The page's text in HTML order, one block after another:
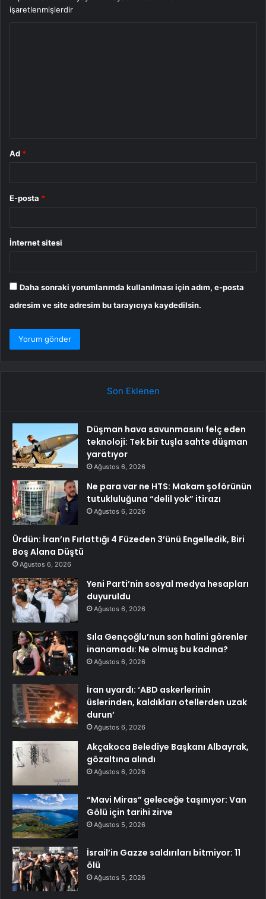
işaretlenmişlerdir
Ad *
E-posta *
İnternet sitesi
Daha sonraki yorumlarımda kullanılması için adım, e-posta
adresim ve site adresim bu tarayıcıya kaydedilsin.
Son Eklenen
Düşman hava savunmasını felç eden
teknoloji: Tek bir tuşla sahte düşman
yaratıyor
Ağustos 6, 2026
Ne para var ne HTS: Makam şoförünün
tutukluluğuna “delil yok” itirazı
Ağustos 6, 2026
Ürdün: İran’ın Fırlattığı 4 Füzeden 3’ünü Engelledik, Biri
Boş Alana Düştü
Ağustos 6, 2026
Yeni Parti’nin sosyal medya hesapları
duyuruldu
Ağustos 6, 2026
Sıla Gençoğlu’nun son halini görenler
inanamadı: Ne olmuş bu kadına?
Ağustos 6, 2026
İran uyardı: ‘ABD askerlerinin
üslerinden, kaldıkları otellerden uzak
durun’
Ağustos 6, 2026
Akçakoca Belediye Başkanı Albayrak,
gözaltına alındı
Ağustos 6, 2026
“Mavi Miras” geleceğe taşınıyor: Van
Gölü için tarihi zirve
Ağustos 5, 2026
İsrail’in Gazze saldırıları bitmiyor: 11
ölü
Ağustos 5, 2026